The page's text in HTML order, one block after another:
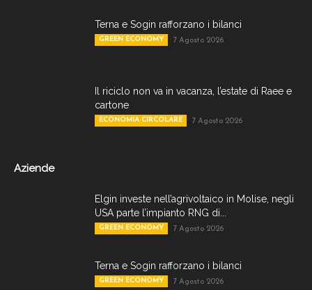
Terna e Sogin rafforzano i bilanci
GREEN ECONOMY 7 Agosto 2026
Il riciclo non va in vacanza, l’estate di Raee e
cartone
ECONOMIA CIRCOLARE 7 Agosto 2026
Aziende
Elgin investe nell’agrivoltaico in Molise, negli
USA parte l’impianto RNG di...
GREEN ECONOMY 7 Agosto 2026
Terna e Sogin rafforzano i bilanci
GREEN ECONOMY 7 Agosto 2026